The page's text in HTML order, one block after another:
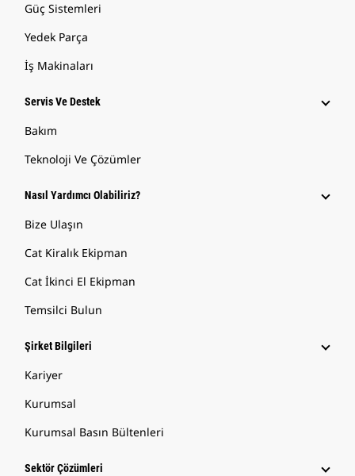
Güç Sistemleri
Yedek Parça
İş Makinaları
Servis Ve Destek
Bakım
Teknoloji Ve Çözümler
Nasıl Yardımcı Olabiliriz?
Bize Ulaşın
Cat Kiralık Ekipman
Cat İkinci El Ekipman
Temsilci Bulun
Şirket Bilgileri
Kariyer
Kurumsal
Kurumsal Basın Bültenleri
Sektör Çözümleri